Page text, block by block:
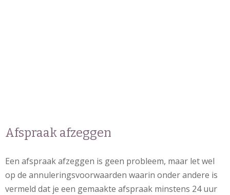
Afspraak afzeggen
Een afspraak afzeggen is geen probleem, maar let wel
op de annuleringsvoorwaarden waarin onder andere is
vermeld dat je een gemaakte afspraak minstens 24 uur